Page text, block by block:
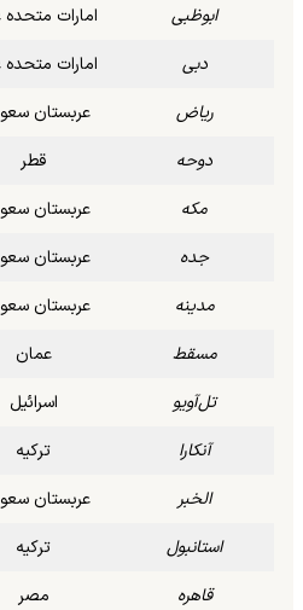
ابوظبی امارات متحده
دبی
امارات متحده
ریاض
عربستان
دوحه
قطر
مکه
عربستان
جده
عربستان
مدینه
عربستان
مسقط
عمان
تل‌آویو
اسرائیل
آنکارا
ترکیه
الخبر
عربستان
استانبول
ترکیه
قاهره
مصر